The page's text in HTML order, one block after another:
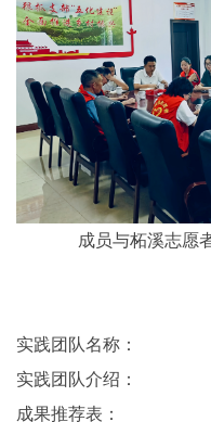
成员与柘溪志愿
实践团队名称：
实践团队介绍：
成果推荐表：